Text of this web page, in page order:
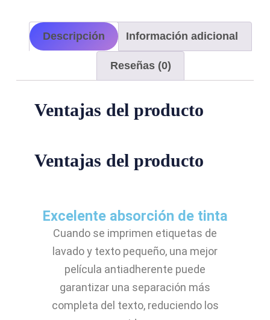
Descripción Información adicional
Reseñas (0)
Ventajas del producto
Ventajas del producto
Excelente absorción de tinta
Cuando se imprimen etiquetas de
lavado y texto pequeño, una mejor
película antiadherente puede
garantizar una separación más
completa del texto, reduciendo los